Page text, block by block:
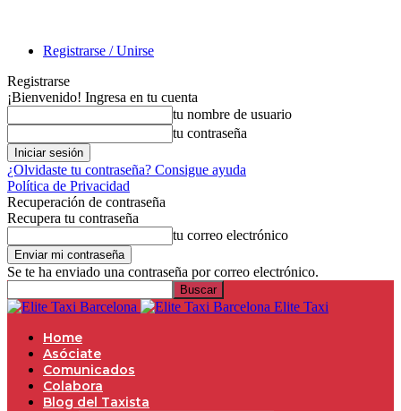
Registrarse / Unirse
Registrarse
¡Bienvenido! Ingresa en tu cuenta
tu nombre de usuario
tu contraseña
¿Olvidaste tu contraseña? Consigue ayuda
Política de Privacidad
Recuperación de contraseña
Recupera tu contraseña
tu correo electrónico
Se te ha enviado una contraseña por correo electrónico.
Elite Taxi
Home
Asóciate
Comunicados
Colabora
Blog del Taxista